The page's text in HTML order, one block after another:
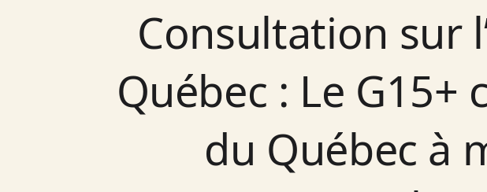
Consultation sur
Québec : Le
du Québec à